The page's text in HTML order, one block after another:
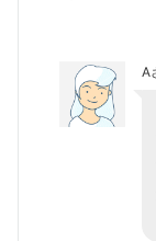
A